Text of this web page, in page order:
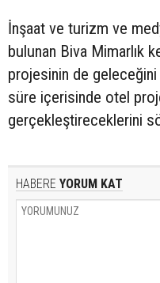
İnşaat ve turizm ve
bulunan Biva Mimarlık
projesinin de geleceğini
süre içerisinde otel
gerçekleştireceklerini
HABERE YORUM KAT